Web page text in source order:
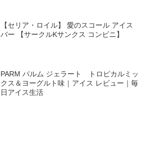
【セリア・ロイル】 愛のスコール アイス
バー 【サークルKサンクス コンビニ】
PARM パルム ジェラート トロピカルミッ
クス＆ヨーグルト味｜アイス レビュー｜毎
日アイス生活